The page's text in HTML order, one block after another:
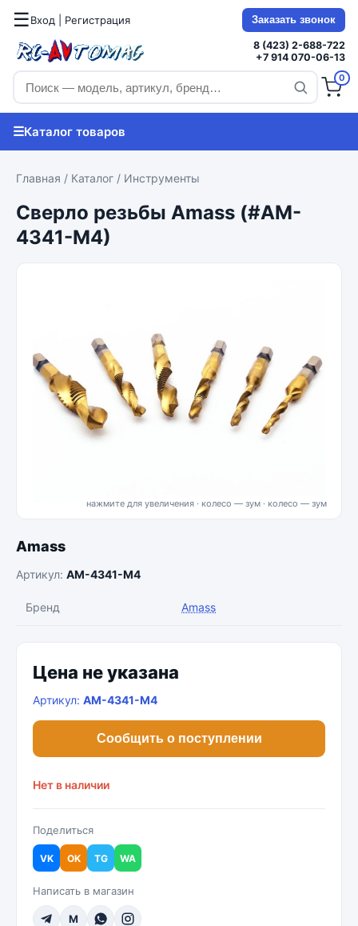
☰Вход | Регистрация Заказать звонок
8 (423) 2-688-722
+7 914 070-06-13
0
☰Каталог товаров
Главная / Каталог / Инструменты
Сверло резьбы Amass (#AM-
4341-M4)
нажмите для увеличения · колесо — зум
Amass
Артикул: AM-4341-M4
Бренд Amass
Цена не указана
Артикул: AM-4341-M4
Сообщить о поступлении
Нет в наличии
Поделиться
VK OK TG WA
Написать в магазин
M